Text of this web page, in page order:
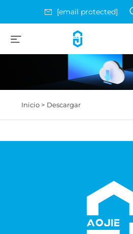
[email protected]
Inicio > Descargar